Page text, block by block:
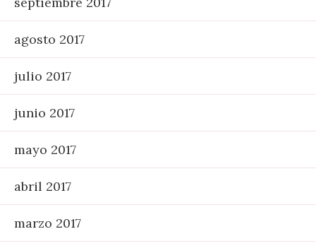
agosto 2017
julio 2017
junio 2017
mayo 2017
abril 2017
marzo 2017